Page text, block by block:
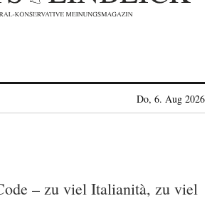
Do, 6. Aug 2026
– zu viel Italianità, zu viel